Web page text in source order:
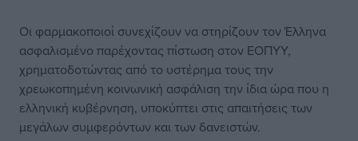
Οι φαρμακοποιοί συνεχίζουν να στηρίζουν τον Έλληνα
ασφαλισμένο παρέχοντας πίστωση στον ΕΟΠΥΥ,
χρηματοδοτώντας από το υστέρημα τους την
χρεωκοπημένη κοινωνική ασφάλιση την ίδια ώρα που η
ελληνική κυβέρνηση, υποκύπτει στις απαιτήσεις των
μεγάλων συμφερόντων και των δανειστών.